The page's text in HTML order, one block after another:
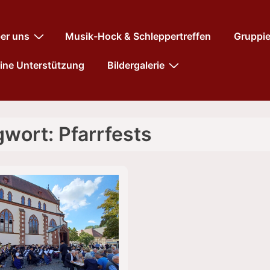
uns Musik-Hock & Schleppertreffen
Unterstützung Bildergalerie
Pfarrfests